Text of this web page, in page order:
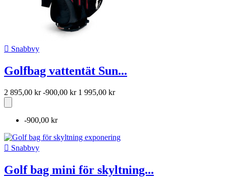
 Snabbvy
Golfbag vattentät Sun...
2 895,00 kr -900,00 kr 1 995,00 kr
-900,00 kr
 Snabbvy
Golf bag mini för skyltning...